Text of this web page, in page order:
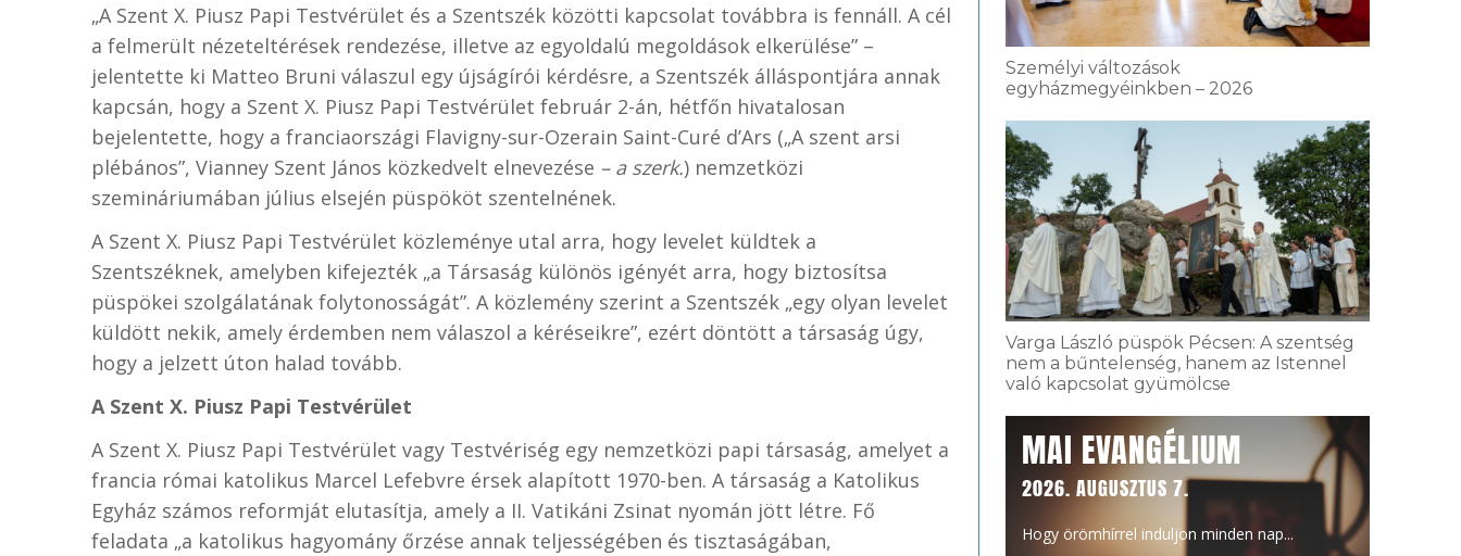
„A Szent X. Piusz Papi Testvérület és a Szentszék közötti kapcsolat továbbra is fennáll. A cél
a felmerült nézeteltérések rendezése, illetve az egyoldalú megoldások elkerülése” –
jelentette ki Matteo Bruni válaszul egy újságírói kérdésre, a Szentszék álláspontjára annak
kapcsán, hogy a Szent X. Piusz Papi Testvérület február 2-án, hétfőn hivatalosan
bejelentette, hogy a franciaországi Flavigny-sur-Ozerain Saint-Curé d’Ars („A szent arsi
plébános”, Vianney Szent János közkedvelt elnevezése – a szerk.) nemzetközi
szemináriumában július elsején püspököt szentelnének.
A Szent X. Piusz Papi Testvérület közleménye utal arra, hogy levelet küldtek a
Szentszéknek, amelyben kifejezték „a Társaság különös igényét arra, hogy biztosítsa
püspökei szolgálatának folytonosságát”. A közlemény szerint a Szentszék „egy olyan levelet
küldött nekik, amely érdemben nem válaszol a kéréseikre”, ezért döntött a társaság úgy,
hogy a jelzett úton halad tovább.
A Szent X. Piusz Papi Testvérület
A Szent X. Piusz Papi Testvérület vagy Testvériség egy nemzetközi papi társaság, amelyet a
francia római katolikus Marcel Lefebvre érsek alapított 1970-ben. A társaság a Katolikus
Egyház számos reformját elutasítja, amely a II. Vatikáni Zsinat nyomán jött létre. Fő
feladata „a katolikus hagyomány őrzése annak teljességében és tisztaságában,
Személyi változások
egyházmegyéinkben – 2026
Varga László püspök Pécsen: A szentség
nem a bűntelenség, hanem az Istennel
való kapcsolat gyümölcse
MAI EVANGÉLIUM
2026. AUGUSZTUS 7.
Hogy örömhírrel induljon minden nap...